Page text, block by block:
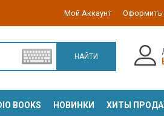
Мой Аккаунт Оформить
НАЙТИ
BOOKS НОВИНКИ ХИТЫ